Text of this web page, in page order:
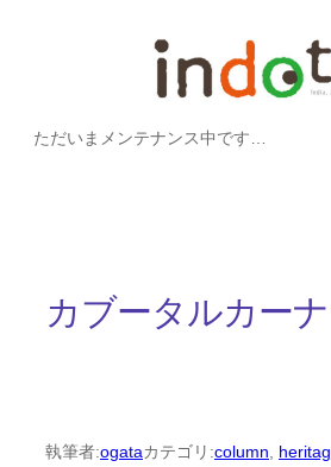
ただいまメンテナンス中です…
カブータルカー
執筆者:ogataカテゴリ:column,